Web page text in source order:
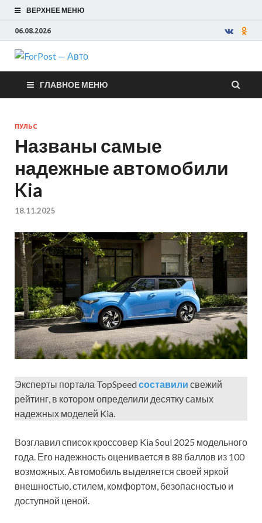
ВЕРХНЕЕ МЕНЮ
06.08.2026
ForPost —
Авто
ГЛАВНОЕ МЕНЮ
ПУЛЬС
Названы самые
надежные автомобили
Kia
18.11.2025
Эксперты портала TopSpeedсоставили свежий
рейтинг, в котором определили десятку самых
надежных моделей Kia.
Возглавил список кроссовер Kia Soul 2025 модельного
года. Его надежность оценивается в 88 баллов из 100
возможных. Автомобиль выделяется своей яркой
внешностью, стилем, комфортом, безопасностью и
доступной ценой.